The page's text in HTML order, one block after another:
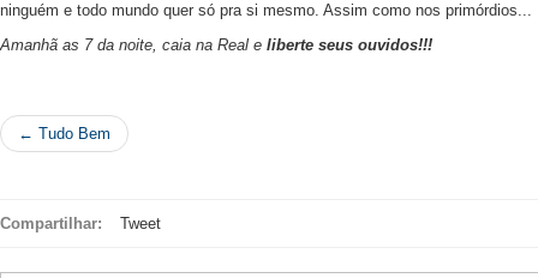
ninguém e todo mundo quer só pra si mesmo. Assim como nos primórdios...
Amanhã as 7 da noite, caia na Real e liberte seus ouvidos!!!
← Tudo Bem
Compartilhar: Tweet